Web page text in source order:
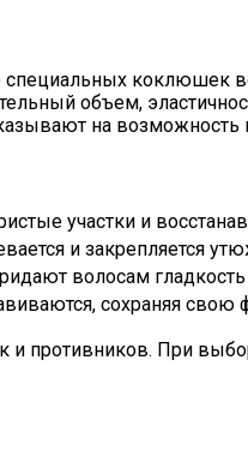
специальных коклюшек
объем,
на
участки и
и закрепляется
волосам
сохраняя свою
и противников. При